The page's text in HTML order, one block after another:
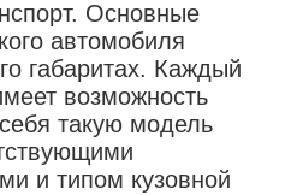
Основные
автомобиля
габаритах. Каждый
возможность
такую ​​модель
и типом кузовной